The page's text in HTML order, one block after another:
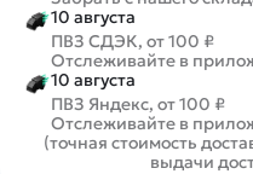
10 августа
ПВЗ СДЭК, от 100 ₽
Отслеживайте в
10 августа
ПВЗ Яндекс, от 100 ₽
Отслеживайте в
(точная стоимость
выдачи